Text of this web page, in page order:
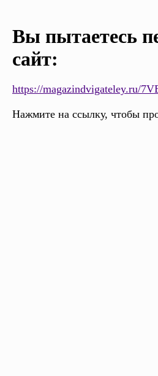
Вы пытаетесь
сайт:
https://magazindvigateley.ru/
Нажмите на ссылку, чтобы